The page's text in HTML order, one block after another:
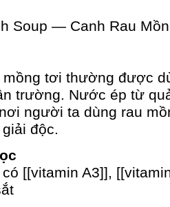
Soup — Canh Rau
mồng tơi thường được
trường. Nước ép từ
người ta dùng rau
độc.
[[vitamin A3]],